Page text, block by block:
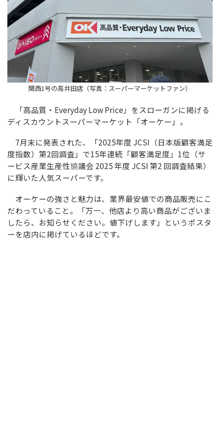
関西1号の高井田店（写真：スーパーマーケットファン）
「高品質・Everyday Low Price」をスローガンに掲げる
ディスカウントスーパーマーケット「オーケー」。
7月末に発表された、「2025年度 JCSI（日本版顧客満足
度指数）第2回調査」で15年連続「顧客満足度」1位（サ
ービス産業生産性協議会 2025 年度 JCSI 第2 回調査結果）
に輝いた人気スーパーです。
オーケーの強さと魅力は、業界最安値での商品販売にこ
だわっていること。「万一、他店より高い商品がございま
したら、お知らせください。値下げします」というポスタ
ーを店内に掲げているほどです。